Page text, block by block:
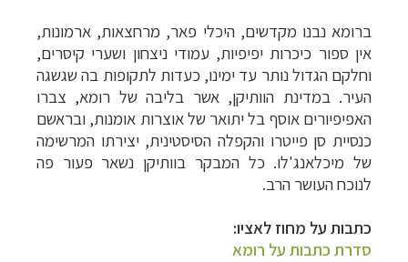
ברומא נבנו מקדשים, היכלי פאר, מרחצאות, ארמונות,
אין ספור כיכרות יפיפיות, עמודי ניצחון ושערי קיסרים,
וחלקם הגדול נותר עד ימינו, כעדות לתקופות בה שגשגה
העיר. במדינת הוותיקן, אשר בליבה של רומא, צברו
האפיפיורים אוסף בל יתואר של אוצרות אומנות, ובראשם
כנסיית סן פייטרו והקפלה הסיסטינית, יצירתו המרשימה
של מיכלאנג'לו. כל המבקר בוותיקן נשאר פעור פה
לנוכח העושר הרב.
כתבות על מחוז לאציו:
סדרת כתבות על רומא